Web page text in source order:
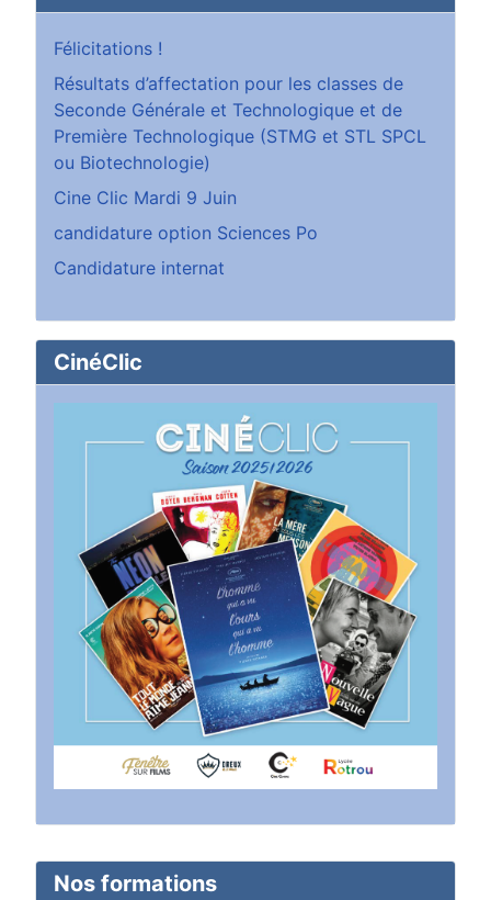
Nos formations
Félicitations !
Résultats d’affectation pour les classes de
Seconde Générale et Technologique et de
Première Technologique (STMG et STL SPCL
ou Biotechnologie)
Cine Clic Mardi 9 Juin
candidature option Sciences Po
Candidature internat
CinéClic